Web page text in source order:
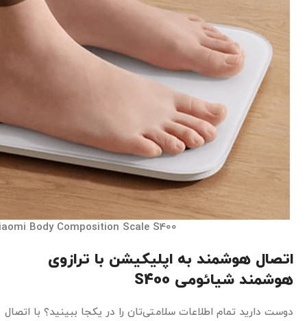
Body Composition Scale S400
اتصال هوشمند به اپلیکیشن با ترازوی
هوشمند شیائومی S400
دوست دارید تمام اطلاعات سلامتی‌تان را در یکجا ببینید؟ با اتصال